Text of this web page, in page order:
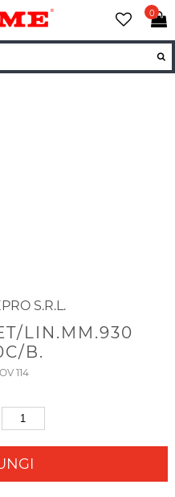
0
S.R.L.
LIN.MM.930
B.
114